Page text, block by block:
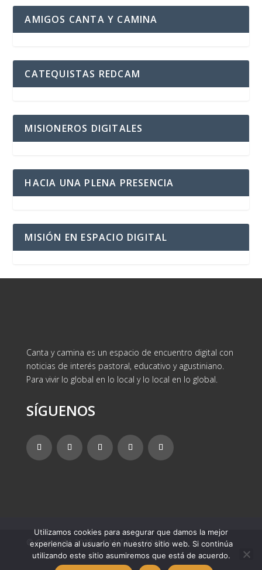
AMIGOS CANTA Y CAMINA
CATEQUISTAS REDCAM
MISIONEROS DIGITALES
HACIA UNA PLENA PRESENCIA
MISIÓN EN ESPACIO DIGITAL
Canta y camina es un espacio de encuentro digital con
noticias de interés pastoral, educativo y agustiniano.
Para vivir lo global en lo local y lo local en lo global.
SÍGUENOS
© Copyright 2025 – CANTA Y CAMINA
Utilizamos cookies para asegurar que damos la mejor
experiencia al usuario en nuestro sitio web. Si continúa
utilizando este sitio asumiremos que está de acuerdo.